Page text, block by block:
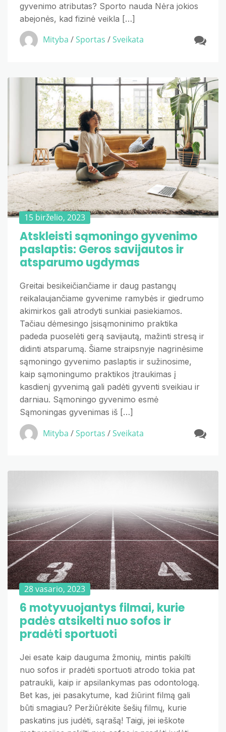
gyvenimo atributas? Sporto nauda Nėra jokios
abejonės, kad fizinė veikla […]
Mityba /Sportas /Sveikata
15 birželio, 2023
Atskleisti sąmoningo gyvenimo
paslaptis: Geros savijautos ir
atsparumo ugdymas
Greitai besikeičiančiame ir daug pastangų
reikalaujančiame gyvenime ramybės ir giedrumo
akimirkos gali atrodyti sunkiai pasiekiamos.
Tačiau dėmesingo įsisąmoninimo praktika
padeda puoselėti gerą savijautą, mažinti stresą ir
didinti atsparumą. Šiame straipsnyje nagrinėsime
sąmoningo gyvenimo paslaptis ir sužinosime,
kaip sąmoningumo praktikos įtraukimas į
kasdienį gyvenimą gali padėti gyventi sveikiau ir
darniau. Sąmoningo gyvenimo esmė
Sąmoningas gyvenimas iš […]
Mityba /Sportas /Sveikata
28 vasario, 2023
6 motyvuojantys filmai, kurie
padės atsikelti nuo sofos ir
pradėti sportuoti
Jei esate kaip dauguma žmonių, mintis pakilti
nuo sofos ir pradėti sportuoti atrodo tokia pat
patraukli, kaip ir apsilankymas pas odontologą.
Bet kas, jei pasakytume, kad žiūrint filmą gali
būti smagiau? Peržiūrėkite šešių filmų, kurie
paskatins jus judėti, sąrašą! Taigi, jei ieškote